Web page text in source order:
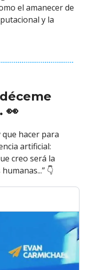
el amanecer de
y la
👀
que hacer para
artificial:
creo será la
👇